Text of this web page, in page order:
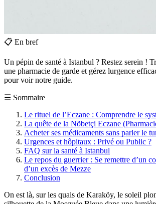
📋 En bref
Un pépin de santé à Istanbul ? Restez serein !
une pharmacie de garde et gérez lurgence
pour voir notre guide.
☰ Sommaire
Le rituel de l’Eczane : Comprendre le
La quête de la Nöbetçi Eczane
Acheter ses médicaments sans parler le
Urgences et hôpitaux : Privé ou Public ?
FAQ sur la santé à Istanbul
Le repos du guerrier : Se remettre d’un
d’un excès de Mezze
Conclusion
On est là, sur les quais de Karaköy, le soleil